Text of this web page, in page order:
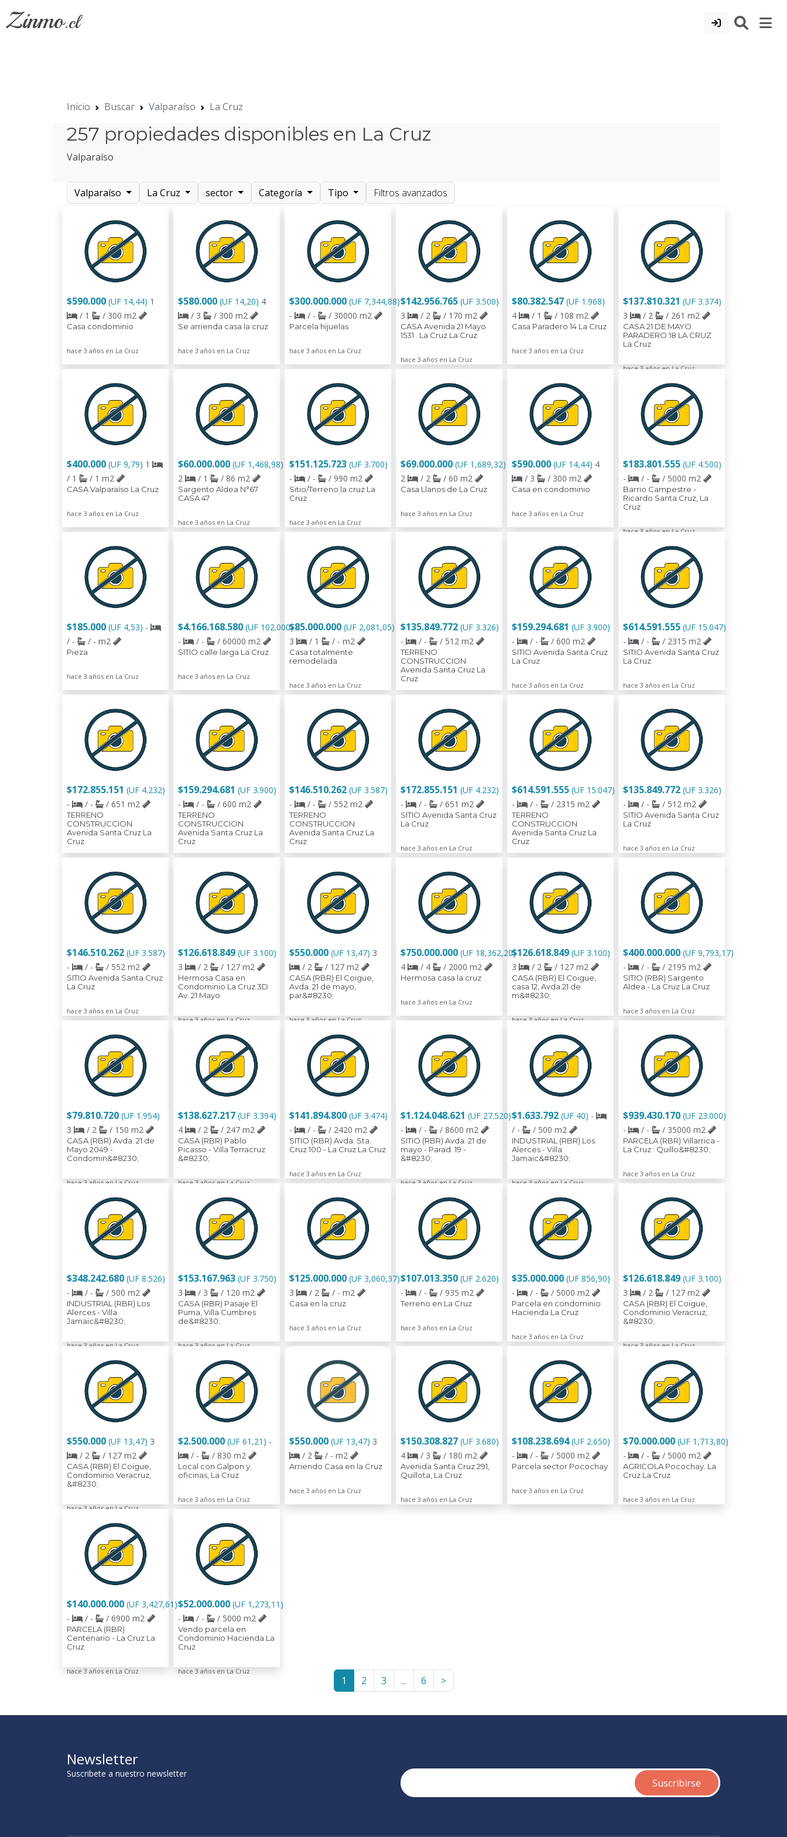
Zinmo.cl
Inicio Buscar Valparaíso La Cruz
257 propiedades disponibles en La Cruz
Valparaíso
Valparaíso La Cruz sector Categoría Tipo Filtros avanzados
$590.000 (UF 14,44) 1
/ 1
/ 300 m2
Casa condominio
hace 3 años en La Cruz
$580.000 (UF 14,20) 4
/ 3
/ 300 m2
Se arrienda casa la cruz
hace 3 años en La Cruz
$300.000.000 (UF 7,344,88)
-
/ - / 30000 m2
Parcela hijuelas
hace 3 años en La Cruz
$142.956.765 (UF 3.500)
3
/ 2 / 170 m2
CASA Avenida 21 Mayo
1531 . La Cruz La Cruz
hace 3 años en La Cruz
$80.382.547 (UF 1.968)
4
/ 1 / 108 m2
Casa Paradero 14 La Cruz
hace 3 años en La Cruz
$137.810.321 (UF 3.374)
3
/ 2 / 261 m2
CASA 21 DE MAYO.
PARADERO 18 LA CRUZ
La Cruz
hace 3 años en La Cruz
$400.000 (UF 9,79) 1
/ 1
/ 1 m2
CASA Valparaíso La Cruz
hace 3 años en La Cruz
$60.000.000 (UF 1,468,98)
2
/ 1 / 86 m2
Sargento Aldea N°67
CASA 47
hace 3 años en La Cruz
$151.125.723 (UF 3.700)
-
/ - / 990 m2
Sitio/Terreno la cruz La
Cruz
hace 3 años en La Cruz
$69.000.000 (UF 1,689,32)
2
/ 2 / 60 m2
Casa Llanos de La Cruz
hace 3 años en La Cruz
$590.000 (UF 14,44) 4
/ 3
/ 300 m2
Casa en condominio
hace 3 años en La Cruz
$183.801.555 (UF 4.500)
-
/ - / 5000 m2
Barrio Campestre -
Ricardo Santa Cruz, La
Cruz
hace 3 años en La Cruz
$185.000 (UF 4,53) -
/ -
/ - m2
Pieza
hace 3 años en La Cruz
$4.166.168.580 (UF 102.000)
-
/ - / 60000 m2
SITIO calle larga La Cruz
hace 3 años en La Cruz
$85.000.000 (UF 2,081,05)
3
/ 1 / - m2
Casa totalmente
remodelada
hace 3 años en La Cruz
$135.849.772 (UF 3.326)
-
/ - / 512 m2
TERRENO
CONSTRUCCION
Avenida Santa Cruz La
Cruz
$159.294.681 (UF 3.900)
-
/ - / 600 m2
SITIO Avenida Santa Cruz
La Cruz
hace 3 años en La Cruz
$614.591.555 (UF 15.047)
-
/ - / 2315 m2
SITIO Avenida Santa Cruz
La Cruz
hace 3 años en La Cruz
$172.855.151 (UF 4.232)
-
/ - / 651 m2
TERRENO
CONSTRUCCION
Avenida Santa Cruz La
Cruz
$159.294.681 (UF 3.900)
-
/ - / 600 m2
TERRENO
CONSTRUCCION
Avenida Santa Cruz La
Cruz
$146.510.262 (UF 3.587)
-
/ - / 552 m2
TERRENO
CONSTRUCCION
Avenida Santa Cruz La
Cruz
$172.855.151 (UF 4.232)
-
/ - / 651 m2
SITIO Avenida Santa Cruz
La Cruz
hace 3 años en La Cruz
$614.591.555 (UF 15.047)
-
/ - / 2315 m2
TERRENO
CONSTRUCCION
Avenida Santa Cruz La
Cruz
$135.849.772 (UF 3.326)
-
/ - / 512 m2
SITIO Avenida Santa Cruz
La Cruz
hace 3 años en La Cruz
$146.510.262 (UF 3.587)
-
/ - / 552 m2
SITIO Avenida Santa Cruz
La Cruz
hace 3 años en La Cruz
$126.618.849 (UF 3.100)
3
/ 2 / 127 m2
Hermosa Casa en
Condominio La Cruz 3D
Av. 21 Mayo
hace 3 años en La Cruz
$550.000 (UF 13,47) 3
/ 2
/ 127 m2
CASA (RBR) El Coigue,
Avda. 21 de mayo,
par&#8230;
hace 3 años en La Cruz
$750.000.000 (UF 18,362,20)
4
/ 4 / 2000 m2
Hermosa casa la cruz
hace 3 años en La Cruz
$126.618.849 (UF 3.100)
3
/ 2 / 127 m2
CASA (RBR) El Coigue,
casa 12, Avda.21 de
m&#8230;
hace 3 años en La Cruz
$400.000.000 (UF 9,793,17)
-
/ - / 2195 m2
SITIO (RBR) Sargento
Aldea - La Cruz La Cruz
hace 3 años en La Cruz
$79.810.720 (UF 1.954)
3
/ 2 / 150 m2
CASA (RBR) Avda. 21 de
Mayo 2049 -
Condomin&#8230;
hace 3 años en La Cruz
$138.627.217 (UF 3.394)
4
/ 2 / 247 m2
CASA (RBR) Pablo
Picasso - Villa Terracruz
&#8230;
hace 3 años en La Cruz
$141.894.800 (UF 3.474)
-
/ - / 2420 m2
SITIO (RBR) Avda. Sta.
Cruz 100 - La Cruz La Cruz
hace 3 años en La Cruz
$1.124.048.621 (UF 27.520)
-
/ - / 8600 m2
SITIO (RBR) Avda. 21 de
mayo - Parad. 19 -
&#8230;
hace 3 años en La Cruz
$1.633.792 (UF 40) -
/ -
/ 500 m2
INDUSTRIAL (RBR) Los
Alerces - Villa
Jamaic&#8230;
hace 3 años en La Cruz
$939.430.170 (UF 23.000)
-
/ - / 35000 m2
PARCELA (RBR) Villarrica -
La Cruz : Quillo&#8230;
hace 3 años en La Cruz
$348.242.680 (UF 8.526)
-
/ - / 500 m2
INDUSTRIAL (RBR) Los
Alerces - Villa
Jamaic&#8230;
hace 3 años en La Cruz
$153.167.963 (UF 3.750)
3
/ 3 / 120 m2
CASA (RBR) Pasaje El
Puma, Villa Cumbres
de&#8230;
hace 3 años en La Cruz
$125.000.000 (UF 3,060,37)
3
/ 2 / - m2
Casa en la cruz
hace 3 años en La Cruz
$107.013.350 (UF 2.620)
-
/ - / 935 m2
Terreno en La Cruz
hace 3 años en La Cruz
$35.000.000 (UF 856,90)
-
/ - / 5000 m2
Parcela en condominio
Hacienda La Cruz
hace 3 años en La Cruz
$126.618.849 (UF 3.100)
3
/ 2 / 127 m2
CASA (RBR) El Coigue,
Condominio Veracruz,
&#8230;
hace 3 años en La Cruz
$550.000 (UF 13,47) 3
/ 2
/ 127 m2
CASA (RBR) El Coigue,
Condominio Veracruz,
&#8230;
hace 3 años en La Cruz
$2.500.000 (UF 61,21) -
/ -
/ 830 m2
Local con Galpon y
oficinas, La Cruz
hace 3 años en La Cruz
$550.000 (UF 13,47) 3
/ 2
/ - m2
Arriendo Casa en la Cruz
hace 3 años en La Cruz
$150.308.827 (UF 3.680)
4
/ 3 / 180 m2
Avenida Santa Cruz 291,
Quillota, La Cruz
hace 3 años en La Cruz
$108.238.694(UF 2.650)
-
/ - / 5000 m2
Parcela sector Pocochay
hace 3 años en La Cruz
$70.000.000 (UF 1,713,80)
-
/ - / 5000 m2
AGRICOLA Pocochay. La
Cruz La Cruz
hace 3 años en La Cruz
$140.000.000 (UF 3,427,61)
-
/ - / 6900 m2
PARCELA (RBR)
Centenario - La Cruz La
Cruz
hace 3 años en La Cruz
$52.000.000 (UF 1,273,11)
-
/ - / 5000 m2
Vendo parcela en
Condominio Hacienda La
Cruz
hace 3 años en La Cruz
1 2 3 ... 6 >
Newsletter
Suscribete a nuestro newsletter